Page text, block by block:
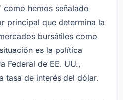
hemos señalado
principal que determina la
bursátiles como
es la política
Federal de EE. UU.,
tasa de interés del dólar.